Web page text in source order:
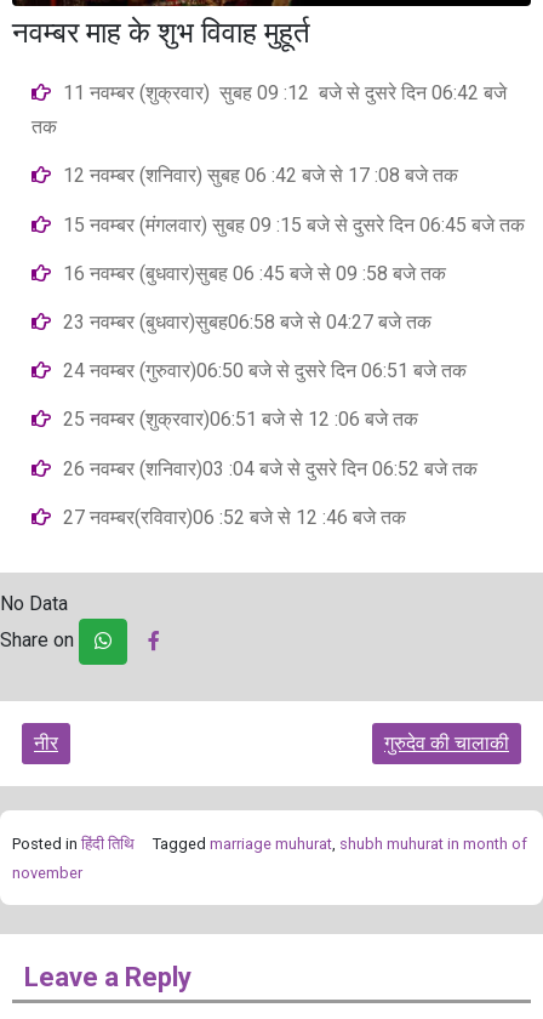
नवम्बर माह के शुभ विवाह मुहूर्त
11 नवम्बर (शुक्रवार) सुबह 09 :12 बजे से दुसरे दिन 06:42 बजे
तक
12 नवम्बर (शनिवार) सुबह 06 :42 बजे से 17 :08 बजे तक
15 नवम्बर (मंगलवार) सुबह 09 :15 बजे से दुसरे दिन 06:45 बजे तक
16 नवम्बर (बुधवार)सुबह 06 :45 बजे से 09 :58 बजे तक
23 नवम्बर (बुधवार)सुबह06:58 बजे से 04:27 बजे तक
24 नवम्बर (गुरुवार)06:50 बजे से दुसरे दिन 06:51 बजे तक
25 नवम्बर (शुक्रवार)06:51 बजे से 12 :06 बजे तक
26 नवम्बर (शनिवार)03 :04 बजे से दुसरे दिन 06:52 बजे तक
27 नवम्बर(रविवार)06 :52 बजे से 12 :46 बजे तक
No Data
Share on
Post
navigation
नीर गुरुदेव की चालाकी
Posted in हिंदी तिथि Tagged marriage muhurat, shubh muhurat in month of
november
Leave a Reply